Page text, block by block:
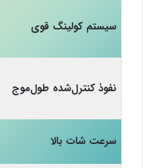
سیستم کولینگ قوی
نفوذ کنترل‌شده طول‌موج
سرعت شات بالا